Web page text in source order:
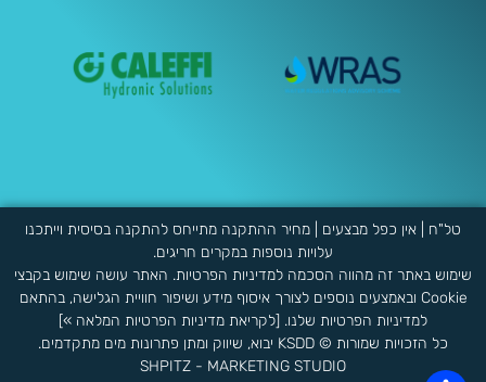
טל"ח | אין כפל מבצעים | מחיר ההתקנה מתייחס להתקנה בסיסית וייתכנו
עלויות נוספות במקרים חריגים.
שימוש באתר זה מהווה הסכמה למדיניות הפרטיות. האתר עושה שימוש בקבצי
Cookie ובאמצעים נוספים לצורך איסוף מידע ושיפור חוויית הגלישה, בהתאם
למדיניות הפרטיות שלנו. [לקריאת מדיניות הפרטיות המלאה »]
כל הזכויות שמורות © KSDD יבוא, שיווק ומתן פתרונות מים מתקדמים.
SHPITZ - MARKETING STUDIO